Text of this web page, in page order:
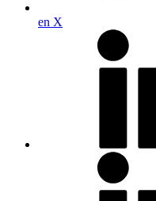
en X